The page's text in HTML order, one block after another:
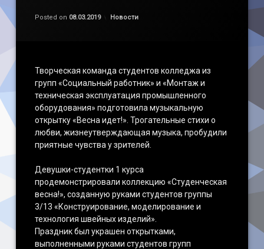
Posted on 08.03.2019
Обновлено на
by
Категории:
Новости
Творческая команда студентов колледжа из
групп «Социальный работник» и «Монтаж и
техническая эксплуатация промышленного
оборудования» подготовила музыкальную
открытку «Весна идет!». Трогательные стихи о
любви, жизнеутверждающая музыка, пробудили
приятные чувства у зрителей.
Девушки-студентки 1 курса
продемонстрировали коллекцию «Студенческая
весна!», созданную руками студентов группы
3/13 «Конструирование, моделирование и
технология швейных изделий».
Праздник был украшен открытками,
выполненными руками студентов групп